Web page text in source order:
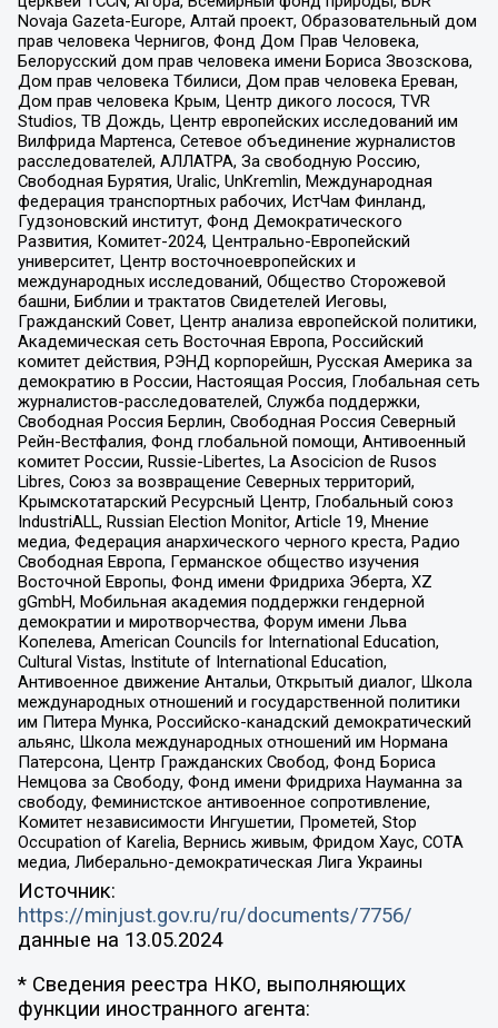
Novaja Gazeta-Europe, Алтай проект, Образовательный дом
прав человека Чернигов, Фонд Дом Прав Человека,
Белорусский дом прав человека имени Бориса Звозскова,
Дом прав человека Тбилиси, Дом прав человека Ереван,
Дом прав человека Крым, Центр дикого лосося, TVR
Studios, ТВ Дождь, Центр европейских исследований им
Вилфрида Мартенса, Сетевое объединение журналистов
расследователей, АЛЛАТРА, За свободную Россию,
Свободная Бурятия, Uralic, UnKremlin, Международная
федерация транспортных рабочих, ИстЧам Финланд,
Гудзоновский институт, Фонд Демократического
Развития, Комитет-2024, Центрально-Европейский
университет, Центр восточноевропейских и
международных исследований, Общество Сторожевой
башни, Библии и трактатов Свидетелей Иеговы,
Гражданский Совет, Центр анализа европейской политики,
Академическая сеть Восточная Европа, Российский
комитет действия, РЭНД корпорейшн, Русская Америка за
демократию в России, Настоящая Россия, Глобальная сеть
журналистов-расследователей, Служба поддержки,
Свободная Россия Берлин, Свободная Россия Северный
Рейн-Вестфалия, Фонд глобальной помощи, Антивоенный
комитет России, Russie-Libertes, La Asocicion de Rusos
Libres, Союз за возвращение Северных территорий,
Крымскотатарский Ресурсный Центр, Глобальный союз
IndustriALL, Russian Election Monitor, Article 19, Мнение
медиа, Федерация анархического черного креста, Радио
Свободная Европа, Германское общество изучения
Восточной Европы, Фонд имени Фридриха Эберта, XZ
gGmbH, Мобильная академия поддержки гендерной
демократии и миротворчества, Форум имени Льва
Копелева, American Councils for International Education,
Cultural Vistas, Institute of International Education,
Антивоенное движение Антальи, Открытый диалог, Школа
международных отношений и государственной политики
им Питера Мунка, Российско-канадский демократический
альянс, Школа международных отношений им Нормана
Патерсона, Центр Гражданских Свобод, Фонд Бориса
Немцова за Свободу, Фонд имени Фридриха Науманна за
свободу, Феминистское антивоенное сопротивление,
Комитет независимости Ингушетии, Прометей, Stop
Occupation of Karelia, Вернись живым, Фридом Хаус, СОТА
медиа, Либерально-демократическая Лига Украины
Источник:
https://minjust.gov.ru/ru/documents/7756/
данные на 13.05.2024
* Сведения реестра НКО, выполняющих
функции иностранного агента: